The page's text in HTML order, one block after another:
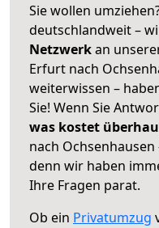
Sie wollen
deutschlandweit –
Netzwerkan
Erfurt nach
weiterwissen –
Sie! Wenn Sie
was kostet
nach Ochsenhausen
denn wir haben
Ihre Fragen parat.
Ob ein Privatumzug